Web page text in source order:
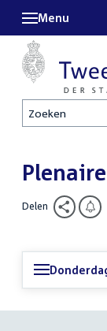
Zoeken
Menu
Delen